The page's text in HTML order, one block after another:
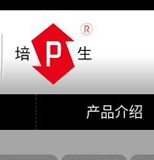
产品介绍